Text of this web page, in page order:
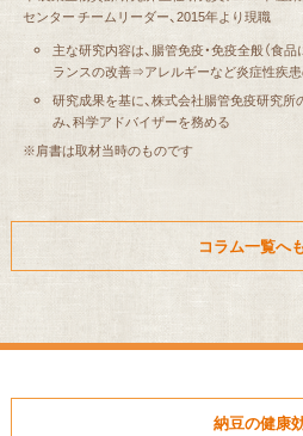
センター チームリーダー、2015年より現職
主な研究内容は、腸管免疫・免疫全般（食
ランスの改善⇒アレルギーなど炎症性疾患
研究成果を基に、株式会社腸管免疫研究
み、科学アドバイザーを務める
※肩書は取材当時のものです
コラム一覧へ
納豆の健康